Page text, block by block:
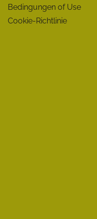
Bedingungen of Use
Cookie-Richtlinie